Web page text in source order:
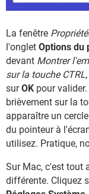
La fenêtre
l'onglet Options du
devant Montrer
sur la touche CTRL
surOK pour
brièvement sur la
apparaître un
du pointeur à
utilisez. Pratique,
Sur Mac, c'est tout
différente. Cliquez